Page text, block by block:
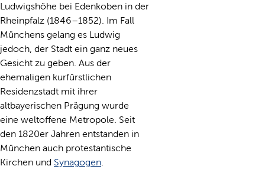
Ludwigshöhe bei Edenkoben in der
Rheinpfalz (1846–1852). Im Fall
Münchens gelang es Ludwig
jedoch, der Stadt ein ganz neues
Gesicht zu geben. Aus der
ehemaligen kurfürstlichen
Residenzstadt mit ihrer
altbayerischen Prägung wurde
eine weltoffene Metropole. Seit
den 1820er Jahren entstanden in
München auch protestantische
Kirchen und Synagogen